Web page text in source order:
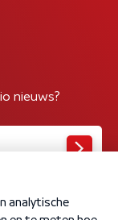
nieuws?